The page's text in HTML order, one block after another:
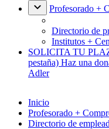
Profesorado +
Directorio de
Institutos +
SOLICITA TU
pestaña) Haz una
Adler
Inicio
Profesorado +
Directorio de